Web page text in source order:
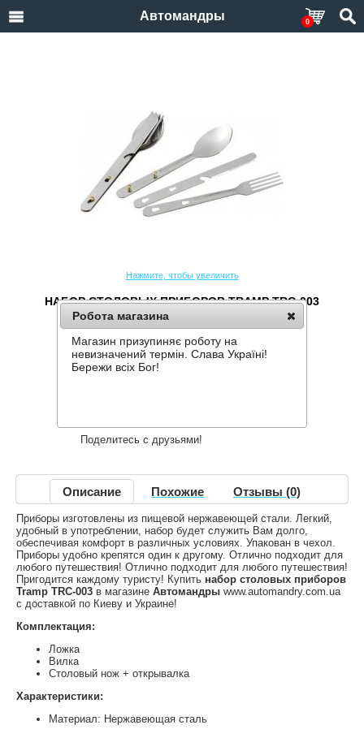
Автомандры 0
Нажмите, чтобы увеличить
НАБОР СТОЛОВЫХ ПРИБОРОВ TRAMP TRC-003
Производитель: Tramp
Код товара:TRC-003
Нет в наличии
Поделитесь с друзьями!
Описание Похожие Отзывы (0)
Приборы изготовлены из пищевой нержавеющей стали. Легкий,
удобный в употреблении, набор будет служить Вам долго,
обеспечивая комфорт в различных условиях. Упакован в чехол.
Приборы удобно крепятся один к другому. Отлично подходит для
любого путешествия! Отлично подходит для любого путешествия!
Пригодится каждому туристу! Купить набор столовых приборов
Tramp TRC-003 в магазине Автомандры www.automandry.com.ua
с доставкой по Киеву и Украине!
Комплектация:
Ложка
Вилка
Столовый нож + открывалка
Характеристики:
Материал: Нержавеющая сталь
Робота магазина
Магазин призупиняє роботу на
невизначений термін. Слава Україні!
Бережи всіх Бог!